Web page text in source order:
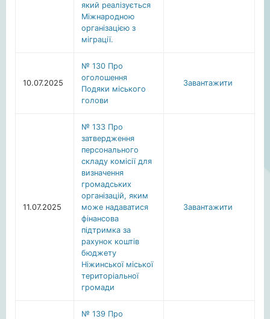
який реалізується
Міжнародною
організацією з
міграції.
10.07.2025
№ 130 Про
оголошення
Подяки міського
голови
Завантажити
11.07.2025
№ 133 Про
затвердження
персонального
складу комісії для
визначення
громадських
організацій, яким
може надаватися
фінансова
підтримка за
рахунок коштів
бюджету
Ніжинської міської
територіальної
громади
Завантажити
№ 139 Про